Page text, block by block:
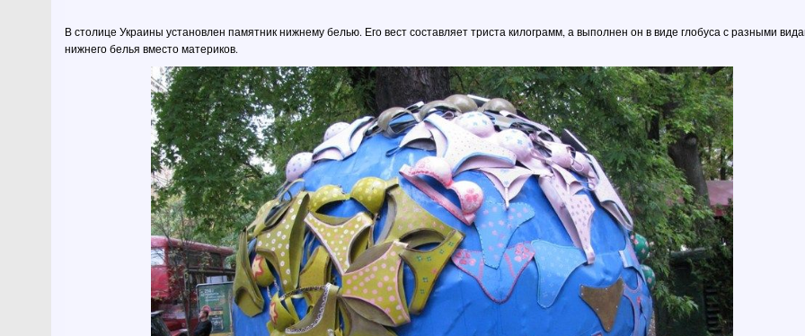
В столице Украины установлен памятник нижнему белью. Его вест составляет триста килограмм, а выполнен он в виде глобуса с разными
нижнего белья вместо материков.